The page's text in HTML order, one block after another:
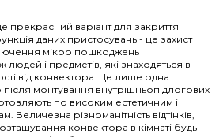
прекрасний варіант для закриття
даних пристосувань - це захист
мікро пошкоджень
і предметів, які знаходяться в
від конвектора. Це лише одна
монтування внутрішньопідлогових
по високим естетичним і
різноманітність відтінків,
конвектора в кімнаті будь-